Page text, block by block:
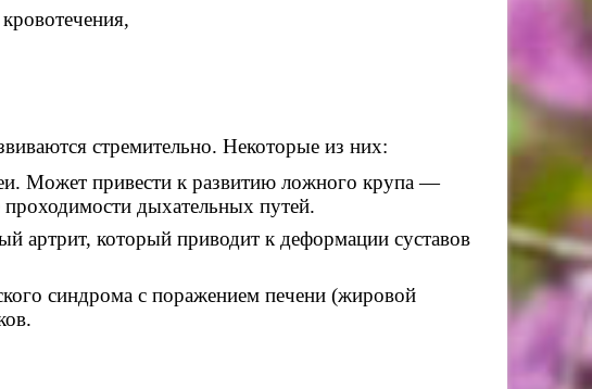
стремительно. Некоторые из них:
Может привести к развитию ложного крупа —
дыхательных путей.
артрит, который приводит к деформации суставов
синдрома с поражением печени (жировой